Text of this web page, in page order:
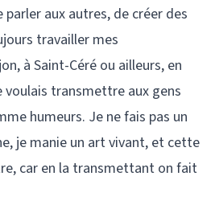
aux autres, de créer des
travailler mes
à Saint-Céré ou ailleurs, en
voulais transmettre aux gens
humeurs. Je ne fais pas un
je manie un art vivant, et cette
car en la transmettant on fait